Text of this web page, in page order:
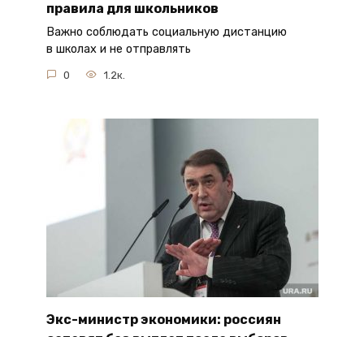
правила для школьников
Важно соблюдать социальную дистанцию
в школах и не отправлять
0 1.2к.
Экс-министр экономики: россиян